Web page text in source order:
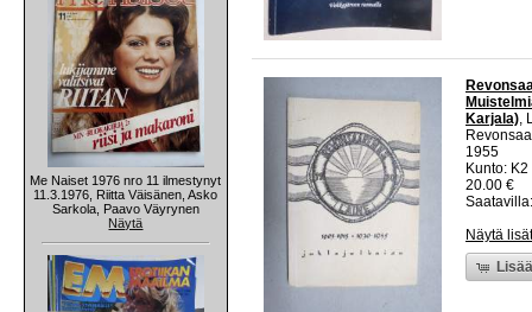
Me Naiset 1976 nro 11 ilmestynyt
11.3.1976, Riitta Väisänen, Asko
Sarkola, Paavo Väyrynen
Näytä
Karjala),
1955
Kunto:
20.00 €
Näytä